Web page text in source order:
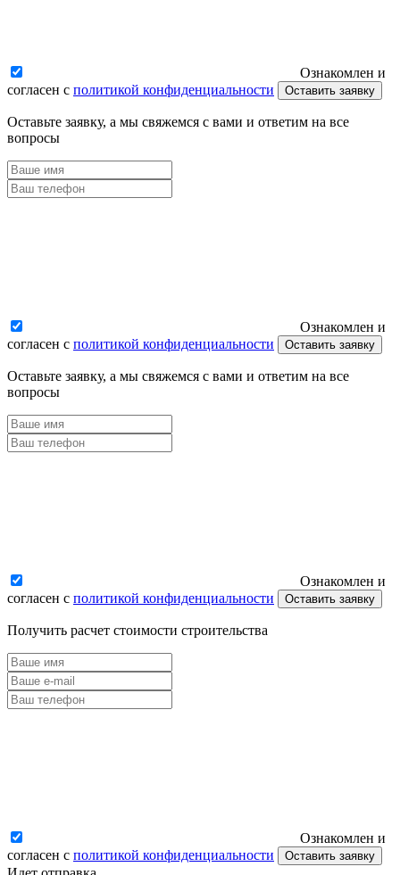
Ознакомлен и
согласен с политикой конфиденциальности Оставить заявку
Оставьте заявку, а мы свяжемся с вами и ответим на все
вопросы
Ознакомлен и
согласен с политикой конфиденциальности Оставить заявку
Оставьте заявку, а мы свяжемся с вами и ответим на все
вопросы
Ознакомлен и
согласен с политикой конфиденциальности Оставить заявку
Получить расчет стоимости строительства
Ознакомлен и
согласен с политикой конфиденциальности Оставить заявку